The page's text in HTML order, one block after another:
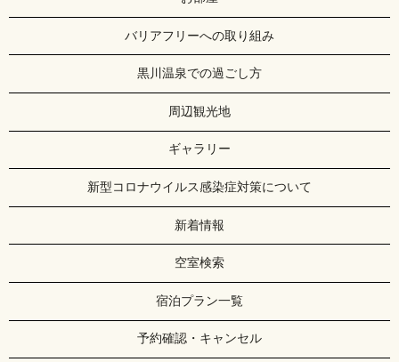
バリアフリーへの取り組み
黒川温泉での過ごし方
周辺観光地
ギャラリー
新型コロナウイルス感染症対策について
新着情報
空室検索
宿泊プラン一覧
予約確認・キャンセル